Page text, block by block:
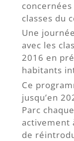
classes du
Une
avec les
2016 en
habitants
Ce
jusqu’en
Parc
activement
de